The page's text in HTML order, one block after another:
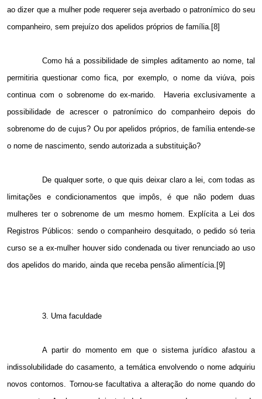
ao dizer que a mulher pode requerer seja averbado o patronímico do seu
companheiro, sem prejuízo dos apelidos próprios de família.[8]
Como há a possibilidade de simples aditamento ao nome, tal
permitiria questionar como fica, por exemplo, o nome da viúva, pois
continua com o sobrenome do ex-marido.
Haveria exclusivamente a
possibilidade de acrescer o patronímico do companheiro depois do
sobrenome do de cujus? Ou por apelidos próprios, de família entende-se
o nome de nascimento, sendo autorizada a substituição?
De qualquer sorte, o que quis deixar claro a lei, com todas as
limitações e condicionamentos que impôs, é que não podem duas
mulheres ter o sobrenome de um mesmo homem. Explícita a Lei dos
Registros Públicos: sendo o companheiro desquitado, o pedido só teria
curso se a ex-mulher houver sido condenada ou tiver renunciado ao uso
dos apelidos do marido, ainda que receba pensão alimentícia.[9]
3. Uma faculdade
A partir do momento em que o sistema jurídico afastou a
indissolubilidade do casamento, a temática envolvendo o nome adquiriu
novos contornos. Tornou-se facultativa a alteração do nome quando do